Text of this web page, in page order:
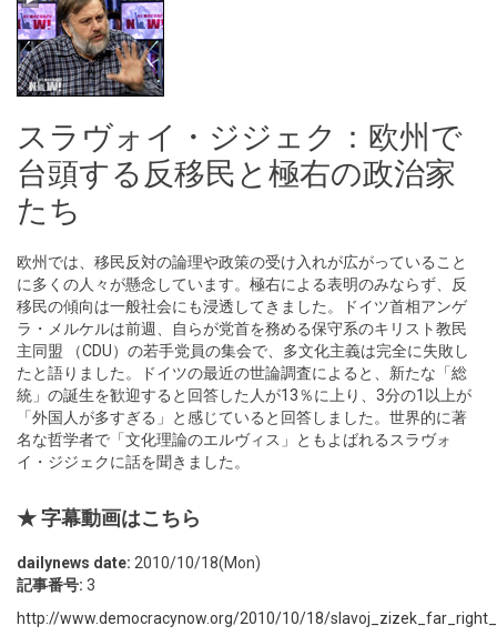
スラヴォイ・ジジェク：欧州で
台頭する反移民と極右の政治家
たち
欧州では、移民反対の論理や政策の受け入れが広がっていること
に多くの人々が懸念しています。極右による表明のみならず、反
移民の傾向は一般社会にも浸透してきました。ドイツ首相アンゲ
ラ・メルケルは前週、自らが党首を務める保守系のキリスト教民
主同盟 （CDU）の若手党員の集会で、多文化主義は完全に失敗し
たと語りました。ドイツの最近の世論調査によると、新たな「総
統」の誕生を歓迎すると回答した人が13％に上り、3分の1以上が
「外国人が多すぎる」と感じていると回答しました。世界的に著
名な哲学者で「文化理論のエルヴィス」ともよばれるスラヴォ
イ・ジジェクに話を聞きました。
★ 字幕動画はこちら
dailynews date: 2010/10/18(Mon)
記事番号: 3
http://www.democracynow.org/2010/10/18/